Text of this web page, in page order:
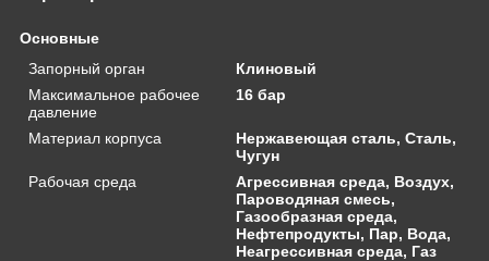
Основные
Запорный орган
Клиновый
Максимальное рабочее
давление
16 бар
Материал корпуса
Нержавеющая сталь, Сталь,
Чугун
Рабочая среда
Агрессивная среда, Воздух,
Пароводяная смесь,
Газообразная среда,
Нефтепродукты, Пар, Вода,
Неагрессивная среда, Газ